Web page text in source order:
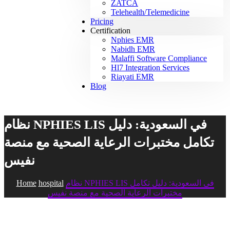
ZATCA
Telehealth/Telemedicine
Pricing
Certification
Nphies EMR
Nabidh EMR
Malaffi Software Compliance
Hl7 Integration Services
Riayati EMR
Blog
نظام NPHIES LIS في السعودية: دليل
تكامل مختبرات الرعاية الصحية مع منصة
نفيس
Home hospital نظام NPHIES LIS في السعودية: دليل تكامل
مختبرات الرعاية الصحية مع منصة نفيس